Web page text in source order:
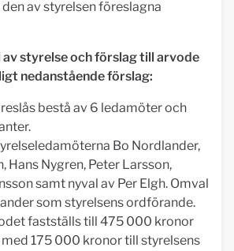
av styrelsen föreslagna
av styrelse och förslag till arvode
nedanstående förslag:
bestå av 6 ledamöter och
Bo Nordlander,
Hans Nygren, Peter Larsson,
samt nyval av Per Elgh. Omval
som styrelsens ordförande.
fastställs till 475 000 kronor
175 000 kronor till styrelsens